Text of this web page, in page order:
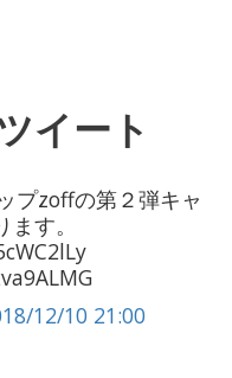
イート
プzoffの第２弾キャ
す。
12/10 21:00